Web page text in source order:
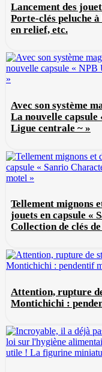
Lancement des
Porte-clés peluche
en relief, etc.
Avec son système
La nouvelle
Ligue centrale ~ »
Tellement mignons
jouets en capsule «
Collection de clés
Attention, rupture
Montichichi :